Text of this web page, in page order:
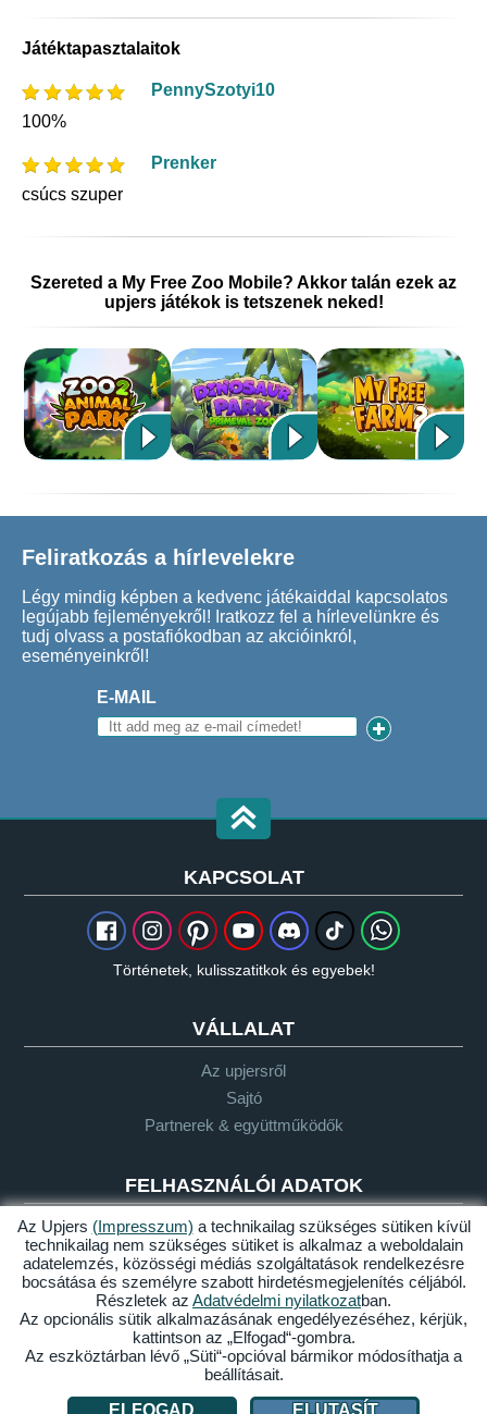
Játéktapasztalaitok
PennySzotyi10
100%
Prenker
csúcs szuper
Szereted a My Free Zoo Mobile? Akkor talán ezek az
upjers játékok is tetszenek neked!
Feliratkozás a hírlevelekre
Légy mindig képben a kedvenc játékaiddal kapcsolatos
legújabb fejleményekről! Iratkozz fel a hírlevelünkre és
tudj olvass a postafiókodban az akcióinkról,
eseményeinkről!
E-MAIL
KAPCSOLAT
Történetek, kulisszatitkok és egyebek!
VÁLLALAT
Az upjersről
Sajtó
Partnerek & együttműködők
FELHASZNÁLÓI ADATOK
Szójegyzék
Let's Plays-irányelvek
Támogatás
Impresszum Adatvédelem ÁSZF Akadálymentesség
Sütik kezelése
Az Upjers (Impresszum) a technikailag szükséges sütiken kívül
technikailag nem szükséges sütiket is alkalmaz a weboldalain
adatelemzés, közösségi médiás szolgáltatások rendelkezésre
bocsátása és személyre szabott hirdetésmegjelenítés céljából.
Részletek az Adatvédelmi nyilatkozatban.
Az opcionális sütik alkalmazásának engedélyezéséhez, kérjük,
kattintson az „Elfogad“-gombra.
Az eszköztárban lévő „Süti“-opcióval bármikor módosíthatja a
beállításait.
ELFOGAD
ELUTASÍT